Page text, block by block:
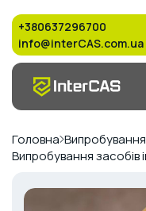
+380637296700
info@interCAS.com.ua
Головна Випробування
Випробування засобів